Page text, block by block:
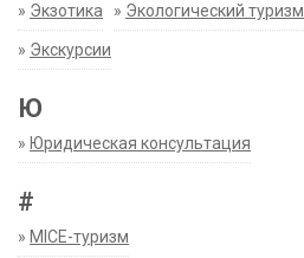
» Экзотика » Экологический туризм
» Экскурсии
Ю
» Юридическая консультация
#
» MICE-туризм